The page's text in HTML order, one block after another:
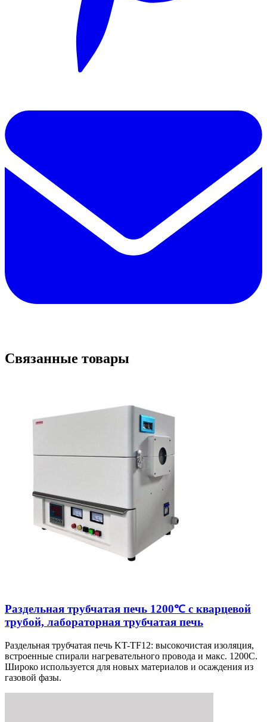
Связанные товары
Раздельная трубчатая печь 1200℃ с кварцевой
трубой, лабораторная трубчатая печь
Раздельная трубчатая печь KT-TF12: высокочистая изоляция,
встроенные спирали нагревательного провода и макс. 1200C.
Широко используется для новых материалов и осаждения из
газовой фазы.